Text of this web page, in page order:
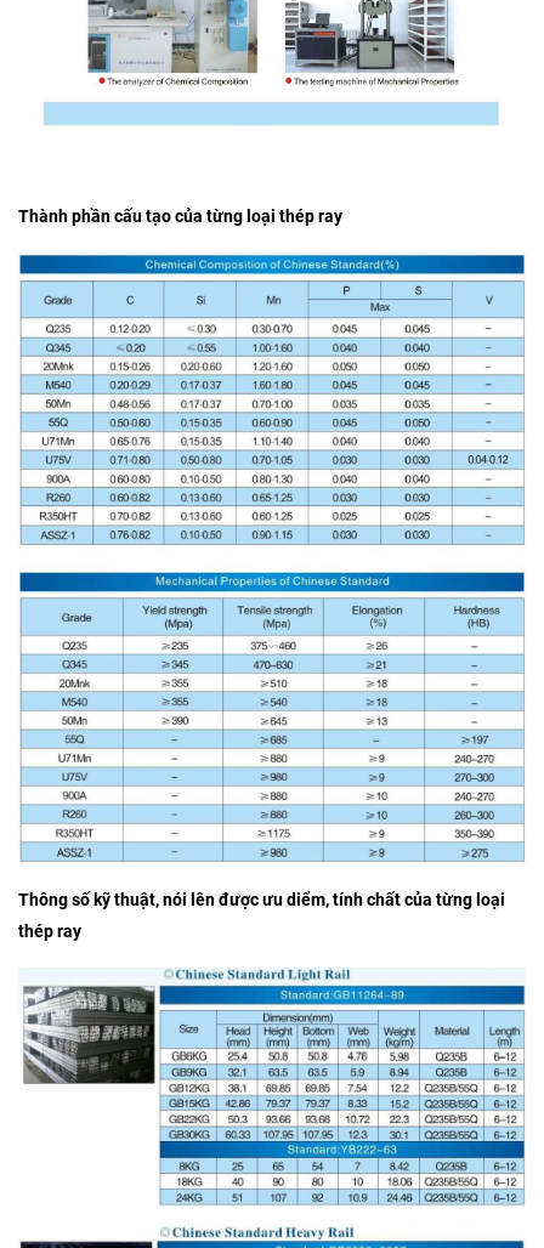
Thành phần cấu tạo của từng loại thép ray
Thông số kỹ thuật, nói lên được ưu diểm, tính chất của từng loại
thép ray